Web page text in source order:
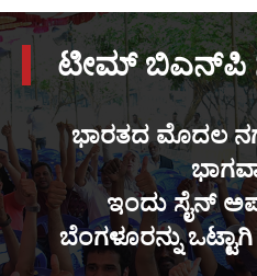
ಟೀಮ್ ಬಿಎನ್‌ಪಿ
ಭಾರತದ ಮೊದಲ
ಇಂದು ಸೈನ್
ಬೆಂಗಳೂರನ್ನು